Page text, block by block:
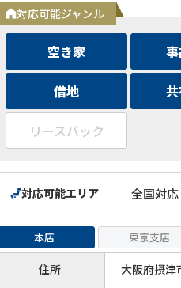
対応可能ジャンル
空き家
借地
リースバック
本店 東京支店
住所 大阪府摂津
対応可能エリア 全国対応